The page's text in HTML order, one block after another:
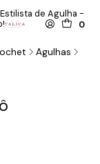
0
de Agulha -
Agulhas